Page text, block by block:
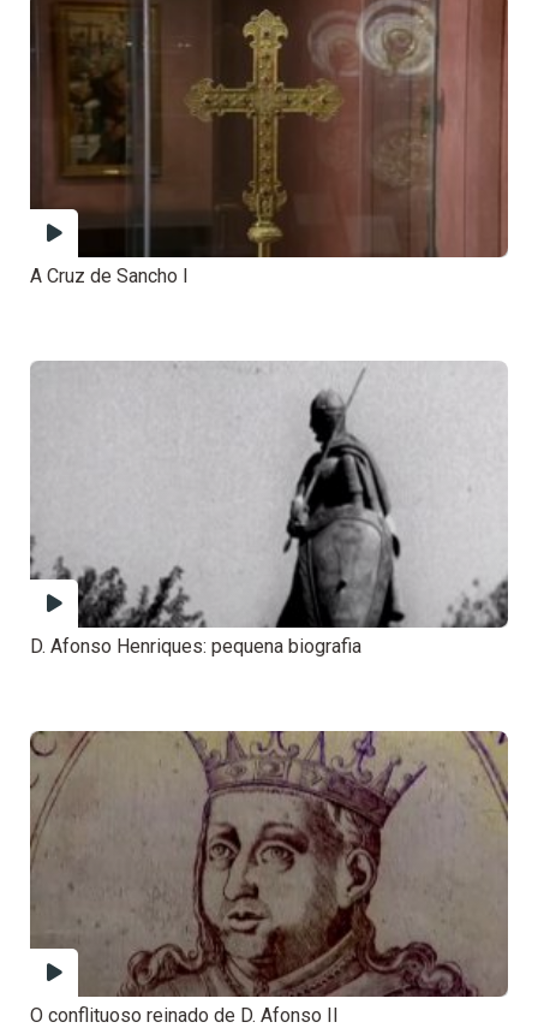
A Cruz de Sancho I
D. Afonso Henriques: pequena biografia
O conflituoso reinado de D. Afonso II